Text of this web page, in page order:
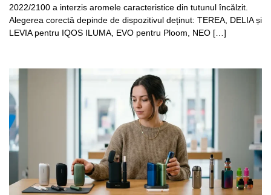
2022/2100 a interzis aromele caracteristice din tutunul încălzit.
Alegerea corectă depinde de dispozitivul deținut: TEREA, DELIA și
LEVIA pentru IQOS ILUMA, EVO pentru Ploom, NEO […]